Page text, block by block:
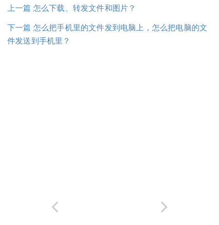
上一篇 怎么下载、转发文件和图片？
下一篇 怎么把手机里的文件发到电脑上，怎么把电脑的文
件发送到手机里？